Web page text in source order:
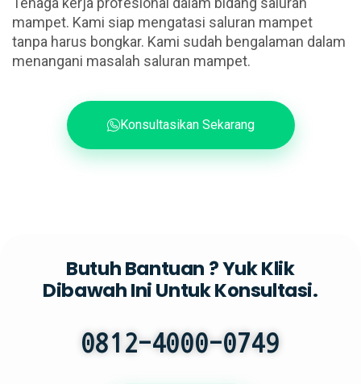
mampet. Kami siap mengatasi saluran mampet
tanpa harus bongkar. Kami sudah bengalaman dalam
menangani masalah saluran mampet.
Konsultasikan Sekarang
Butuh Bantuan ? Yuk Klik
Dibawah Ini Untuk Konsultasi.
0812-4000-0749